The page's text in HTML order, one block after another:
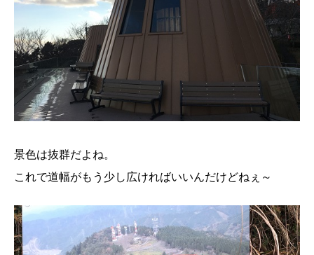
景色は抜群だよね。
これで道幅がもう少し広ければいいんだけどねぇ～